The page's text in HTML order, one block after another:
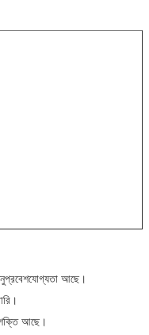
আছে।
শক্তি আছে।